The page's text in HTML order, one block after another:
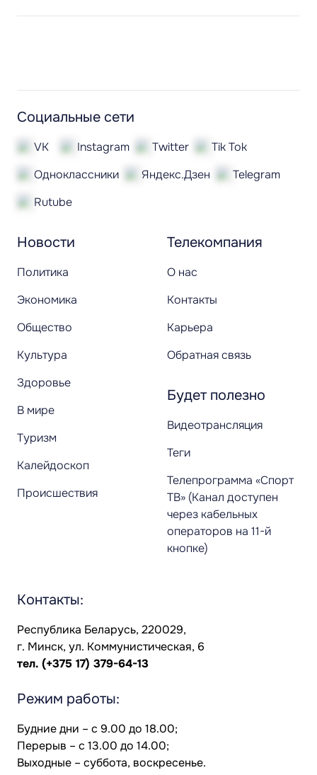
Новости
Политика
Экономика
Общество
Культура
Здоровье
В мире
Туризм
Калейдоскоп
Происшествия
Телекомпания
О нас
Контакты
Карьера
Обратная связь
Будет полезно
Видеотрансляция
Теги
Телепрограмма «Спорт
ТВ» (Канал доступен
через кабельных
операторов на 11-й
кнопке)
Социальные сети
VK Instagram Twitter
Tik Tok
Одноклассники
Яндекс.Дзен
Telegram
Rutube
Контакты:
Республика Беларусь, 220029,
г. Минск, ул. Коммунистическая, 6
тел. (+375 17) 379-64-13
Режим работы:
Будние дни – с 9.00 до 18.00;
Перерыв – с 13.00 до 14.00;
Выходные – суббота, воскресенье.